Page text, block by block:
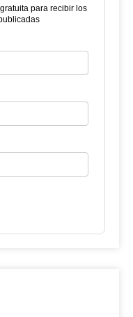
para recibir los